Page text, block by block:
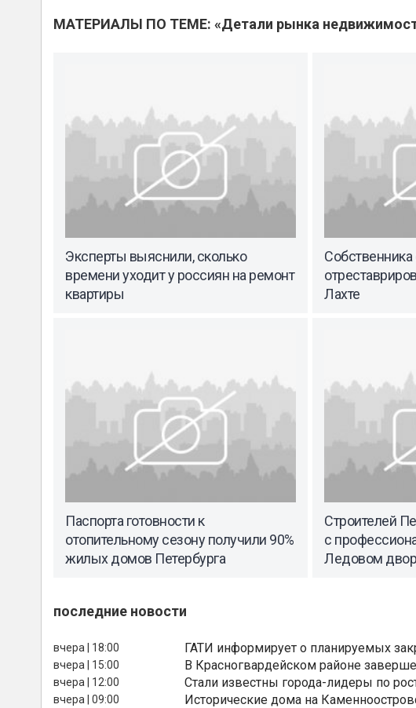
МАТЕРИАЛЫ ПО ТЕМЕ: «Детали рынка
Эксперты выяснили, сколько
времени уходит у россиян на ремонт
квартиры
Собственника
Лахте
Паспорта готовности к
отопительному сезону получили 90%
жилых домов Петербурга
Строителей
с
Ледовом
последние новости
вчера | 18:00 ГАТИ информирует о планируемых
вчера | 15:00 В Красногвардейском районе
вчера | 12:00 Стали известны города-лидеры по
вчера | 09:00 Исторические дома на